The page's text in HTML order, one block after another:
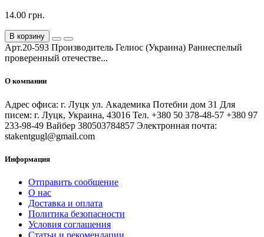
14.00 грн.
В корзину
Арт.20-593 Производитель Гелиос (Украина) Раннеспелый
проверенный отечестве...
О компании
Адрес офиса: г. Луцк ул. Академика Потебни дом 31 Для
писем: г. Луцк, Украина, 43016 Тел. +380 50 378-48-57 +380 97
233-98-49 Вайбер 380503784857 Электронная почта:
stakentgugl@gmail.com
Информация
Отправить сообщение
О нас
Доставка и оплата
Политика безопасности
Условия соглашения
Статьи и рекомендации